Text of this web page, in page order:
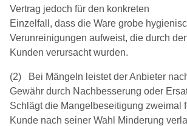
Vertrag jedoch für den konkreten
Einzelfall, dass die Ware grobe
Verunreinigungen aufweist, die durch
Kunden verursacht wurden.
(2) Bei Mängeln leistet der Anbieter
Gewähr durch Nachbesserung oder
Schlägt die Mangelbeseitigung zweimal
Kunde nach seiner Wahl Minderung